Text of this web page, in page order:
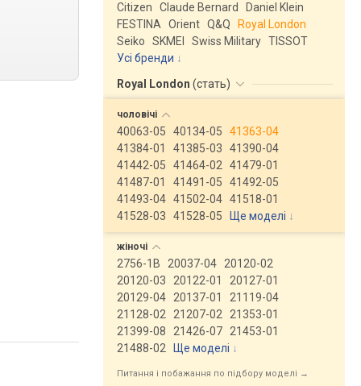
Citizen
Claude Bernard
Daniel Klein
FESTINA
Orient Q&Q
Royal London
Seiko
SKMEI Swiss Military TISSOT
Усі бренди
Royal London (стать)
чоловічі
40063-05 40134-05
41363-04
41384-01
41385-03
41390-04
41442-05
41464-02
41479-01
41487-01
41491-05
41492-05
41493-04 41502-04 41518-01
41528-03
41528-05 Ще моделі ↓
жіночі
2756-1B 20037-04
20120-02
20120-03
20122-01
20127-01
20129-04
20137-01
21119-04
21128-02
21207-02
21353-01
21399-08
21426-07
21453-01
21488-02
Ще моделі ↓
Питання і побажання по підбору моделі →